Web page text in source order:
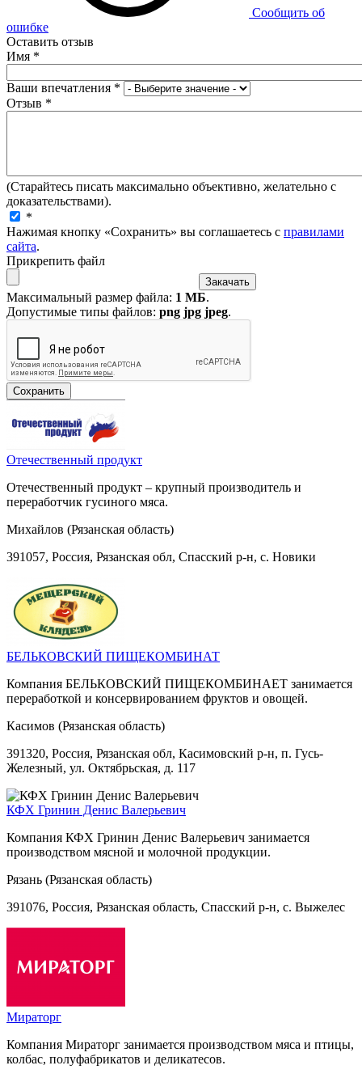
Сообщить об
ошибке
Оставить отзыв
Имя *
Ваши впечатления *
Отзыв *
(Старайтесь писать максимально объективно, желательно с
доказательствами).
*
Нажимая кнопку «Сохранить» вы соглашаетесь с правилами
сайта.
Прикрепить файл
Максимальный размер файла: 1 МБ.
Допустимые типы файлов: png jpg jpeg.
Отечественный продукт
Отечественный продукт – крупный производитель и
переработчик гусиного мяса.
Михайлов (Рязанская область)
391057, Россия, Рязанская обл, Спасский р-н, с. Новики
БЕЛЬКОВСКИЙ ПИЩЕКОМБИНАТ
Компания БЕЛЬКОВСКИЙ ПИЩЕКОМБИНАЕТ занимается
переработкой и консервированием фруктов и овощей.
Касимов (Рязанская область)
391320, Россия, Рязанская обл, Касимовский р-н, п. Гусь-
Железный, ул. Октябрьская, д. 117
КФХ Гринин Денис Валерьевич
Компания КФХ Гринин Денис Валерьевич занимается
производством мясной и молочной продукции.
Рязань (Рязанская область)
391076, Россия, Рязанская область, Спасский р-н, с. Выжелес
Мираторг
Компания Мираторг занимается производством мяса и птицы,
колбас, полуфабрикатов и деликатесов.